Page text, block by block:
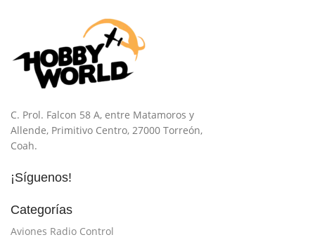
C. Prol. Falcon 58 A, entre Matamoros y
Allende, Primitivo Centro, 27000 Torreón,
Coah.
¡Síguenos!
Categorías
Aviones Radio Control